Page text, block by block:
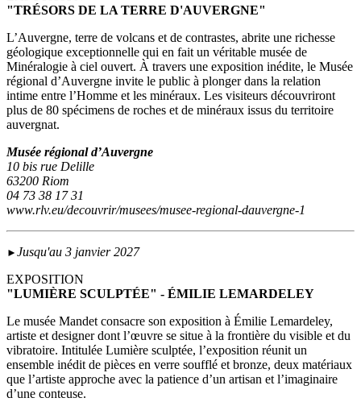
"TRÉSORS DE LA TERRE D'AUVERGNE"
L’Auvergne, terre de volcans et de contrastes, abrite une richesse
géologique exceptionnelle qui en fait un véritable musée de
Minéralogie à ciel ouvert. À travers une exposition inédite, le Musée
régional d’Auvergne invite le public à plonger dans la relation
intime entre l’Homme et les minéraux. Les visiteurs découvriront
plus de 80 spécimens de roches et de minéraux issus du territoire
auvergnat.
Musée régional d’Auvergne
10 bis rue Delille
63200 Riom
04 73 38 17 31
www.rlv.eu/decouvrir/musees/musee-regional-dauvergne-1
► Jusqu'au 3 janvier 2027
EXPOSITION
"LUMIÈRE SCULPTÉE" - ÉMILIE LEMARDELEY
Le musée Mandet consacre son exposition à Émilie Lemardeley,
artiste et designer dont l’œuvre se situe à la frontière du visible et du
vibratoire. Intitulée Lumière sculptée, l’exposition réunit un
ensemble inédit de pièces en verre soufflé et bronze, deux matériaux
que l’artiste approche avec la patience d’un artisan et l’imaginaire
d’une conteuse.